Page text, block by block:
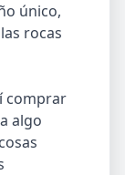
único,
rocas
comprar
algo